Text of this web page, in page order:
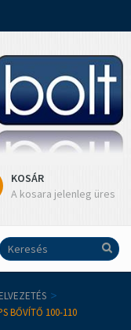
KOSÁR
A kosara jelenleg üres
>
BŐVÍTŐ 100-110